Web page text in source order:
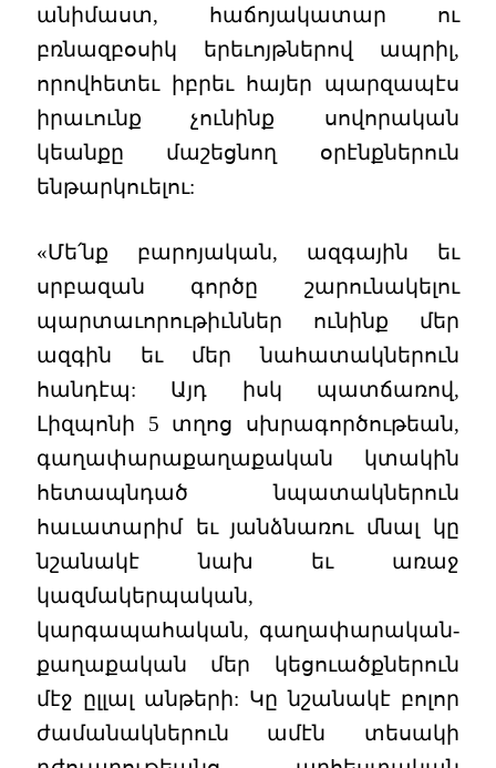
անիմաստ, հաճոյակատար ու
բռնազբօսիկ երեւոյթներով ապրիլ,
որովհետեւ իբրեւ հայեր պարզապէս
իրաւունք չունինք սովորական
կեանքը մաշեցնող օրէնքներուն
ենթարկուելու:
«Մե՛նք բարոյական, ազգային եւ
սրբազան գործը շարունակելու
պարտաւորութիւններ ունինք մեր
ազգին եւ մեր նահատակներուն
հանդէպ: Այդ իսկ պատճառով,
Լիզպոնի 5 տղոց սխրագործութեան,
գաղափարաքաղաքական կտակին
հետապնդած նպատակներուն
հաւատարիմ եւ յանձնառու մնալ կը
նշանակէ նախ եւ առաջ
կազմակերպական,
կարգապահական, գաղափարական-
քաղաքական մեր կեցուածքներուն
մէջ ըլլալ անթերի: Կը նշանակէ բոլոր
ժամանակներուն ամէն տեսակի